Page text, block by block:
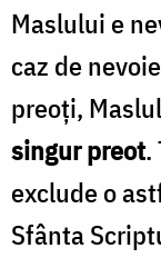
Maslului e
caz de
preoți,
singur preot.
exclude o
Sfânta